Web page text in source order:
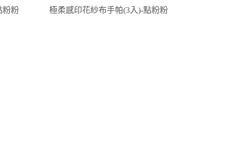
粉粉 極柔感印花紗布手帕(3入)-點粉粉